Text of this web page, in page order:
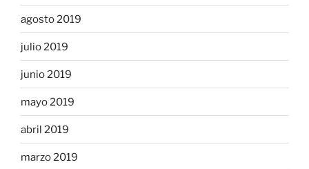
agosto 2019
julio 2019
junio 2019
mayo 2019
abril 2019
marzo 2019